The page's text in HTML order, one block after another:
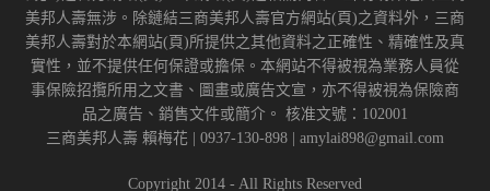
美邦人壽無涉。除鏈結三商美邦人壽官方網站(頁)之資料外，三商
美邦人壽對於本網站(頁)所提供之其他資料之正確性、精確性及真
實性，並不提供任何保證或擔保。本網站不得被視為業務人員從
事保險招攬所用之文書、圖畫或廣告文宣，亦不得被視為保險商
品之廣告、銷售文件或簡介。 核准文號：102001
三商美邦人壽 賴梅花 | 0937-130-898 | amylai898@gmail.com
Copyright 2014 - All Rights Reserved